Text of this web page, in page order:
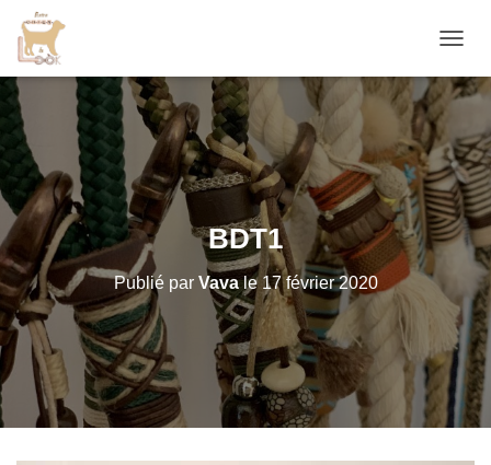
É
P
E
R
L
A
N
I
G
A
T
O
N
BDT1
Publié par Vavale 17 février 2020